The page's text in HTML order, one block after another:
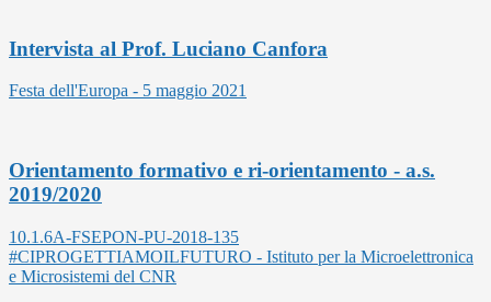
Intervista al Prof. Luciano Canfora
Festa dell'Europa - 5 maggio 2021
Orientamento formativo e ri-orientamento - a.s.
2019/2020
10.1.6A-FSEPON-PU-2018-135
#CIPROGETTIAMOILFUTURO - Istituto per la Microelettronica
e Microsistemi del CNR